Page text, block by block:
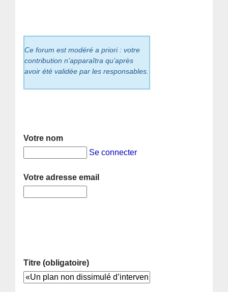
Ce forum est modéré a priori : votre
contribution n’apparaîtra qu’après
avoir été validée par les responsables.
Votre nom
Se connecter
Votre adresse email
Titre (obligatoire)